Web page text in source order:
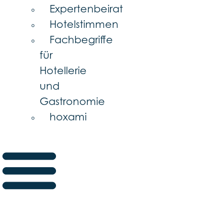
Expertenbeirat
Hotelstimmen
Fachbegriffe
für
Hotellerie
und
Gastronomie
hoxami